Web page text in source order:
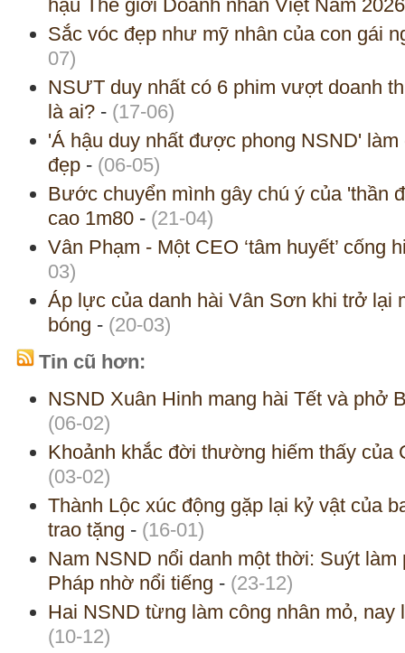
hậu Thế giới Doanh nhân Việt Nam
Sắc vóc đẹp như mỹ nhân của con gái
07)
NSƯT duy nhất có 6 phim vượt doanh
là ai? - (17-06)
'Á hậu duy nhất được phong NSND'
đẹp - (06-05)
Bước chuyển mình gây chú ý của 'thần
cao 1m80 - (21-04)
Vân Phạm - Một CEO ‘tâm huyết’ cống
03)
Áp lực của danh hài Vân Sơn khi trở lại
bóng - (20-03)
Tin cũ hơn:
NSND Xuân Hinh mang hài Tết và phở
(06-02)
Khoảnh khắc đời thường hiếm thấy của
(03-02)
Thành Lộc xúc động gặp lại kỷ vật của
trao tặng - (16-01)
Nam NSND nổi danh một thời: Suýt
Pháp nhờ nổi tiếng - (23-12)
Hai NSND từng làm công nhân mỏ, nay
(10-12)